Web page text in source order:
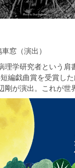
窓（演出）
理学研究者という肩
編戯曲賞を受賞した
剛が演出。これが世